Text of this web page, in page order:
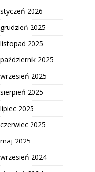
styczeń 2026
grudzień 2025
listopad 2025
październik 2025
wrzesień 2025
sierpień 2025
lipiec 2025
czerwiec 2025
maj 2025
wrzesień 2024